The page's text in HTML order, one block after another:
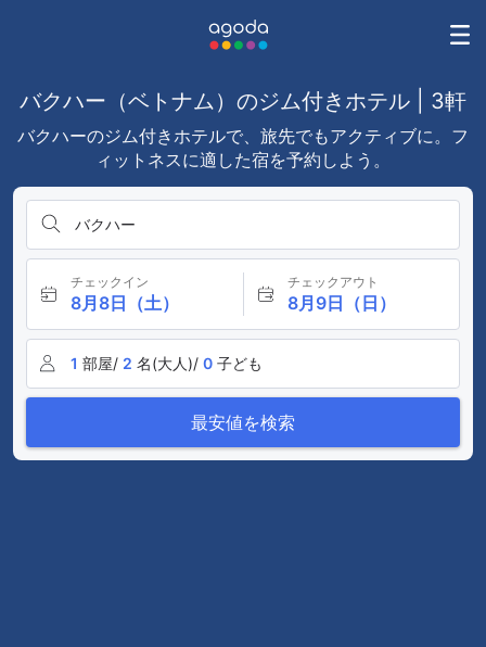
バクハー（ベトナム）のジム付きホテル | 3軒
バクハーのジム付きホテルで、旅先でもアクティブに。フ
ィットネスに適した宿を予約しよう。
バクハー
チェックイン
8月8日（土）
チェックアウト
8月9日（日）
1 部屋/ 2 名(大人)/ 0 子ども
最安値を検索